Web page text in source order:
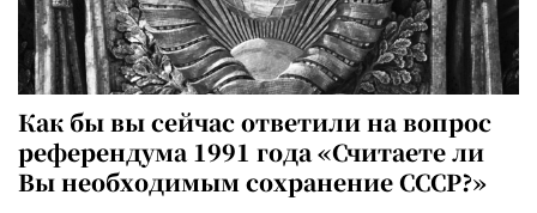
Как бы вы сейчас ответили на вопрос
референдума 1991 года «Считаете ли
Вы необходимым сохранение СССР?»